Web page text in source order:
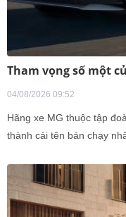
Tham vọng số một
04/08/2026 09:52
Hãng xe MG thuộc tập
thành cái tên bán chạy